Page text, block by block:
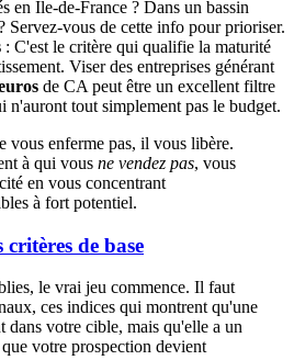
en Île-de-France ? Dans un bassin
Servez-vous de cette info pour prioriser.
: C'est le critère qui qualifie la maturité
Viser des entreprises générant
de CA peut être un excellent filtre
n'auront tout simplement pas le budget.
vous enferme pas, il vous libère.
à qui vous ne vendez pas, vous
en vous concentrant
à fort potentiel.
de base
le vrai jeu commence. Il faut
ces indices qui montrent qu'une
dans votre cible, mais qu'elle a un
votre prospection devient